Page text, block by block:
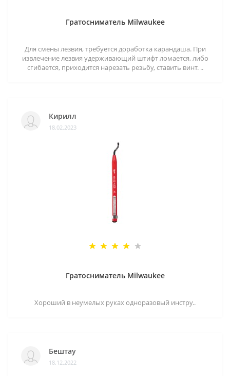
Гратосниматель Milwaukee
Для смены лезвия, требуется доработка карандаша. При
извлечение лезвия удерживающий штифт ломается, либо
сгибается, приходится нарезать резьбу, ставить винт. ..
Кирилл
18.02.2023
Гратосниматель Milwaukee
Хороший в неумелых руках одноразовый инстру..
Бештау
18.12.2022